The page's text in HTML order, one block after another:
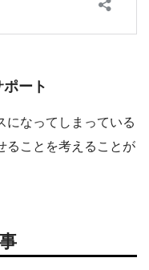
ート
になってしまっている
ることを考えることが